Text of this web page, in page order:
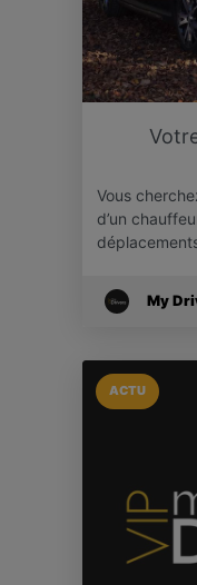
Vous
d’un
My
ACTU